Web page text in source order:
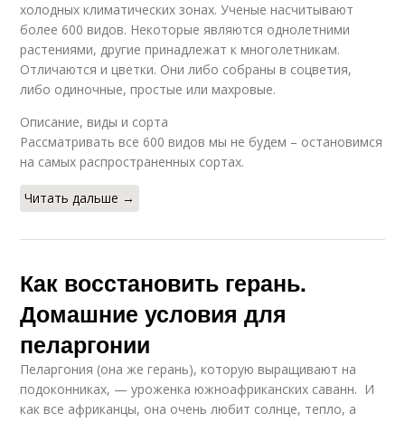
холодных климатических зонах. Ученые насчитывают
более 600 видов. Некоторые являются однолетними
растениями, другие принадлежат к многолетникам.
Отличаются и цветки. Они либо собраны в соцветия,
либо одиночные, простые или махровые.
Описание, виды и сорта
Рассматривать все 600 видов мы не будем – остановимся
на самых распространенных сортах.
Читать дальше →
Как восстановить герань.
Домашние условия для
пеларгонии
Пеларгония (она же герань), которую выращивают на
подоконниках, — уроженка южноафриканских саванн. И
как все африканцы, она очень любит солнце, тепло, а